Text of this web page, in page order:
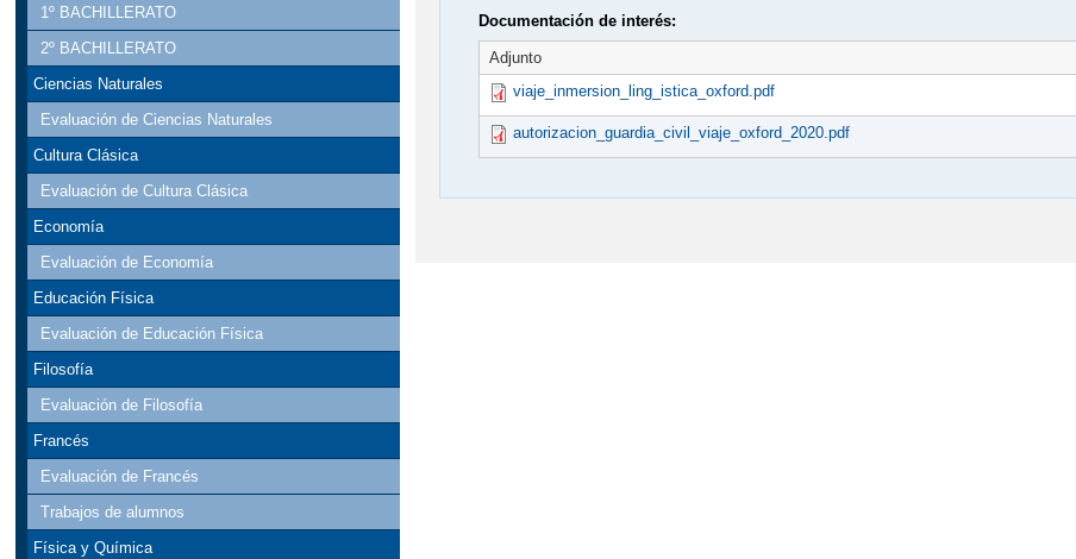
1º BACHILLERATO
2º BACHILLERATO
Ciencias Naturales
Evaluación de Ciencias Naturales
Cultura Clásica
Evaluación de Cultura Clásica
Economía
Evaluación de Economía
Educación Física
Evaluación de Educación Física
Filosofía
Evaluación de Filosofía
Francés
Evaluación de Francés
Trabajos de alumnos
Física y Química
Documentación de interés:
Adjunto
viaje_inmersion_ling_istica_oxford.pdf
autorizacion_guardia_civil_viaje_oxford_2020.pdf